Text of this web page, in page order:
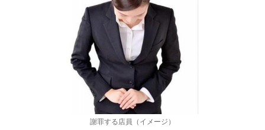
謝罪する店員（イメージ）